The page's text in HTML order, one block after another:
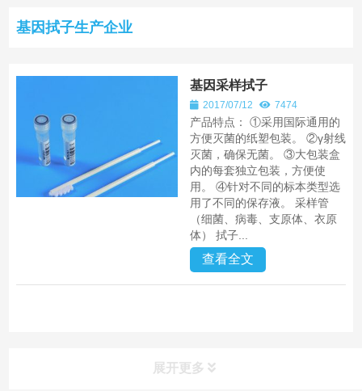
基因拭子生产企业
基因采样拭子
2017/07/12 7474
产品特点： ①采用国际通用的
方便灭菌的纸塑包装。 ②γ射线
灭菌，确保无菌。 ③大包装盒
内的每套独立包装，方便使
用。 ④针对不同的标本类型选
用了不同的保存液。 采样管
（细菌、病毒、支原体、衣原
体） 拭子...
查看全文
展开更多